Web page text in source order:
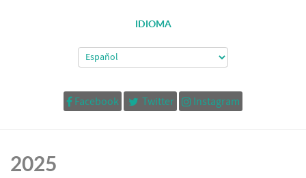
IDIOMA
Facebook Twitter Instagram
2025